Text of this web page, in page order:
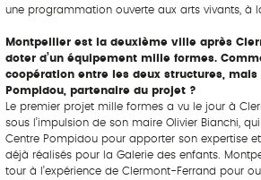
une programmation ouverte aux arts vivants, à
Montpellier est la deuxième ville après
doter d’un équipement mille formes.
coopération entre les deux structures, mais
Pompidou, partenaire du projet ?
Le premier projet mille formes a vu le jour à
sous l’impulsion de son maire Olivier Bianchi,
Centre Pompidou pour apporter son expertise
déjà réalisés pour la Galerie des enfants.
tour à l’expérience de Clermont-Ferrand pour